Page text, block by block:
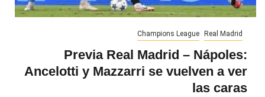
Champions League Real Madrid
Previa Real Madrid – Nápoles:
Ancelotti y Mazzarri se vuelven a ver
las caras